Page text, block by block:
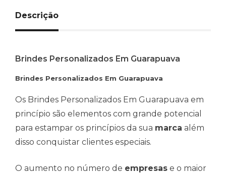
Descrição
Brindes Personalizados Em Guarapuava
Brindes Personalizados Em Guarapuava
Os Brindes Personalizados Em Guarapuava em
princípio são elementos com grande potencial
para estampar os princípios da sua marca além
disso conquistar clientes especiais.
O aumento no número de empresas e o maior